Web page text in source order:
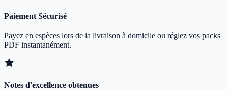
Paiement Sécurisé
Payez en espèces lors de la livraison à domicile ou réglez vos packs
PDF instantanément.
Notes d'excellence obtenues